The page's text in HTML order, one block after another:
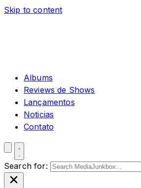
Skip to content
Albums
Reviews de Shows
Lançamentos
Noticias
Contato
Search for: